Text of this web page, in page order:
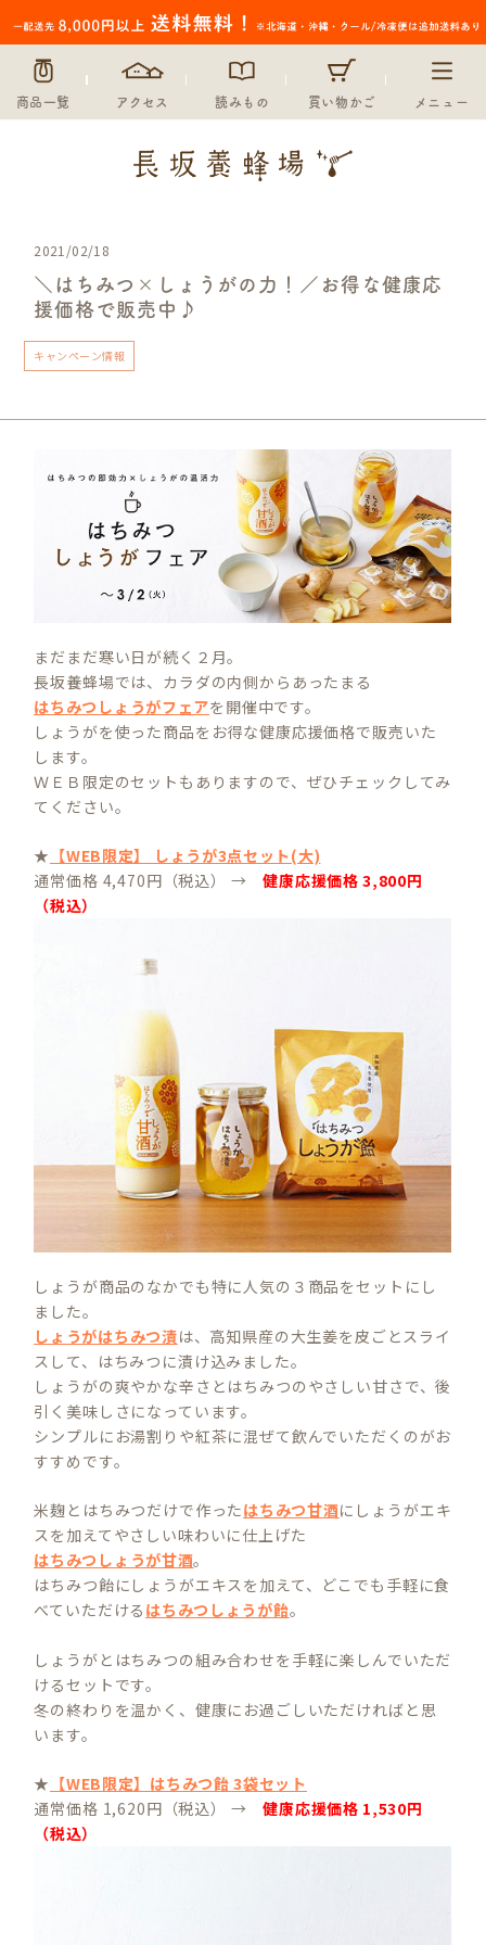
商品一覧 アクセス 読みもの 買い物かご メニュー
2021/02/18
＼はちみつ×しょうがの力！／お得な健康応
援価格で販売中♪
キャンペーン情報
まだまだ寒い日が続く２月。
長坂養蜂場では、カラダの内側からあったまる
はちみつしょうがフェアを開催中です。
しょうがを使った商品をお得な健康応援価格で販売いた
します。
ＷＥＢ限定のセットもありますので、ぜひチェックしてみ
てください。
★ 【WEB限定】 しょうが3点セット(大)
通常価格 4,470円（税込） →健康応援価格 3,800円
（税込）
しょうが商品のなかでも特に人気の３商品をセットにし
ました。
しょうがはちみつ漬は、高知県産の大生姜を皮ごとスライ
スして、はちみつに漬け込みました。
しょうがの爽やかな辛さとはちみつのやさしい甘さで、後
引く美味しさになっています。
シンプルにお湯割りや紅茶に混ぜて飲んでいただくのがお
すすめです。
米麹とはちみつだけで作ったはちみつ甘酒にしょうがエキ
スを加えてやさしい味わいに仕上げた
はちみつしょうが甘酒。
はちみつ飴にしょうがエキスを加えて、どこでも手軽に食
べていただける はちみつしょうが飴。
しょうがとはちみつの組み合わせを手軽に楽しんでいただ
けるセットです。
冬の終わりを温かく、健康にお過ごしいただければと思
います。
★ 【WEB限定】はちみつ飴 3袋セット
通常価格 1,620円（税込） →健康応援価格 1,530円
（税込）